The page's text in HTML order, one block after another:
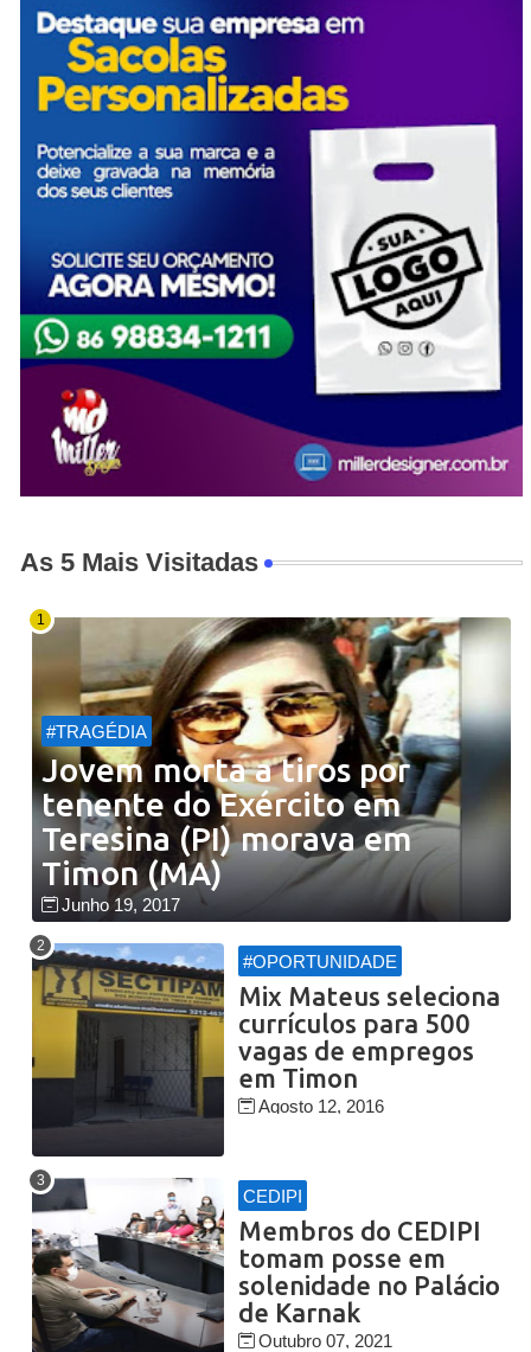
As 5 Mais Visitadas
#TRAGÉDIA
Jovem morta a tiros por
tenente do Exército em
Teresina (PI) morava em
Timon (MA)
Junho 19, 2017
#OPORTUNIDADE
Mix Mateus seleciona
currículos para 500
vagas de empregos
em Timon
Agosto 12, 2016
CEDIPI
Membros do CEDIPI
tomam posse em
solenidade no Palácio
de Karnak
Outubro 07, 2021